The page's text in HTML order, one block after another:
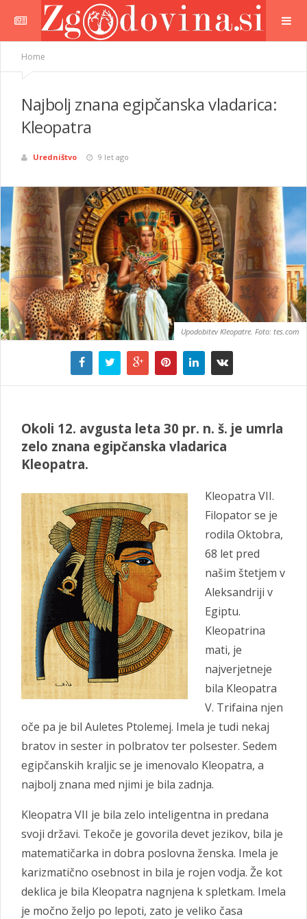
Home
Najbolj znana egipčanska vladarica:
Kleopatra
Uredništvo 9 let ago
Upodobitev Kleopatre. Foto: tes.com
Okoli 12. avgusta leta 30 pr. n. š. je umrla
zelo znana egipčanska vladarica
Kleopatra.
Kleopatra VII.
Filopator se je
rodila Oktobra,
68 let pred
našim štetjem v
Aleksandriji v
Egiptu.
Kleopatrina
mati, je
najverjetneje
bila Kleopatra
V. Trifaina njen
oče pa je bil Auletes Ptolemej. Imela je tudi nekaj
bratov in sester in polbratov ter polsester. Sedem
egipčanskih kraljic se je imenovalo Kleopatra, a
najbolj znana med njimi je bila zadnja.
Kleopatra VII je bila zelo inteligentna in predana
svoji državi. Tekoče je govorila devet jezikov, bila je
matematičarka in dobra poslovna ženska. Imela je
karizmatično osebnost in bila je rojen vodja. Že kot
deklica je bila Kleopatra nagnjena k spletkam. Imela
je močno željo po lepoti, zato je veliko časa